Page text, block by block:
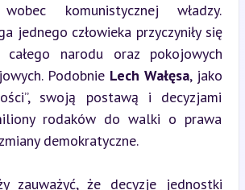
wobec komunistycznej władzy.
jednego człowieka przyczyniły się
narodu oraz pokojowych
Podobnie Lech Wałęsa, jako
swoją postawą i decyzjami
rodaków do walki o prawa
demokratyczne.
zauważyć, że decyzje jednostki